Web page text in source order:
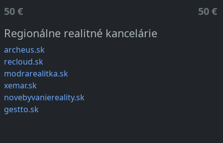
50 € 50 €
Regionálne realitné kancelárie
archeus.sk
recloud.sk
modrarealitka.sk
xemar.sk
novebyvaniereality.sk
gestto.sk